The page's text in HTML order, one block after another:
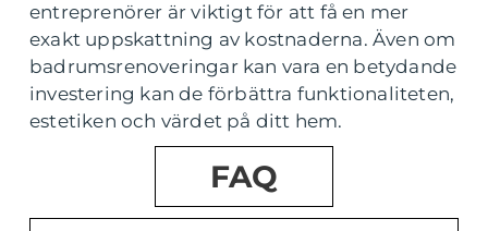
entreprenörer är viktigt för att få en mer
exakt uppskattning av kostnaderna. Även om
badrumsrenoveringar kan vara en betydande
investering kan de förbättra funktionaliteten,
estetiken och värdet på ditt hem.
FAQ